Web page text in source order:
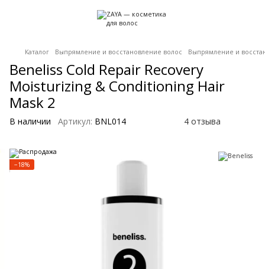
Каталог Выпрямление и восстановление волос Выпрямление и
Beneliss Cold Repair Recovery
Moisturizing & Conditioning Hair
Mask 2
В наличии Артикул: BNL014 4 отзыва
−18%